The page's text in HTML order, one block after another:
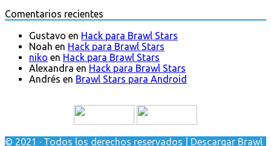
Comentarios recientes
Gustavo en Hack para Brawl Stars
Noah en Hack para Brawl Stars
niko en Hack para Brawl Stars
Alexandra en Hack para Brawl Stars
Andrés en Brawl Stars para Android
© 2021 · Todos los derechos reservados | Descargar Brawl